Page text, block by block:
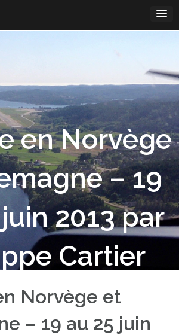
en Norvège
– 19
2013 par
Cartier
Norvège et
– 19 au 25 juin